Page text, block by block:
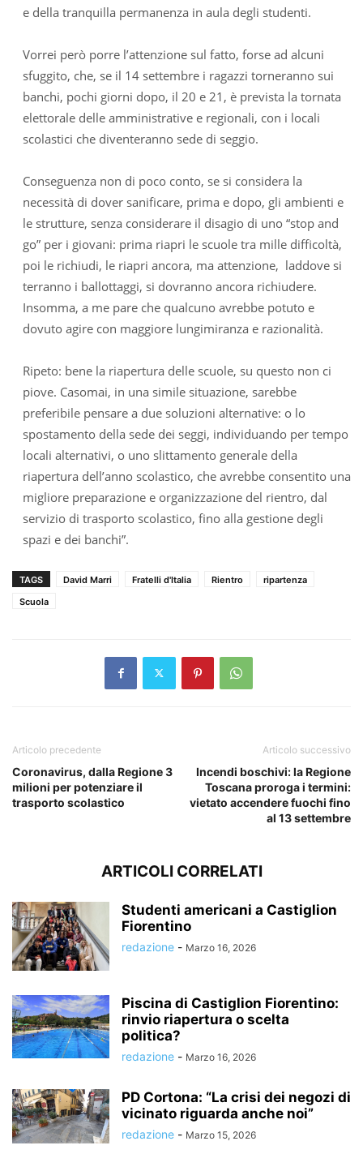
e della tranquilla permanenza in aula degli studenti.
Vorrei però porre l’attenzione sul fatto, forse ad alcuni
sfuggito, che, se il 14 settembre i ragazzi torneranno sui
banchi, pochi giorni dopo, il 20 e 21, è prevista la tornata
elettorale delle amministrative e regionali, con i locali
scolastici che diventeranno sede di seggio.
Conseguenza non di poco conto, se si considera la
necessità di dover sanificare, prima e dopo, gli ambienti e
le strutture, senza considerare il disagio di uno “stop and
go” per i giovani: prima riapri le scuole tra mille difficoltà,
poi le richiudi, le riapri ancora, ma attenzione, laddove si
terranno i ballottaggi, si dovranno ancora richiudere.
Insomma, a me pare che qualcuno avrebbe potuto e
dovuto agire con maggiore lungimiranza e razionalità.
Ripeto: bene la riapertura delle scuole, su questo non ci
piove. Casomai, in una simile situazione, sarebbe
preferibile pensare a due soluzioni alternative: o lo
spostamento della sede dei seggi, individuando per tempo
locali alternativi, o uno slittamento generale della
riapertura dell’anno scolastico, che avrebbe consentito una
migliore preparazione e organizzazione del rientro, dal
servizio di trasporto scolastico, fino alla gestione degli
spazi e dei banchi”.
TAGS David Marri Fratelli d'Italia Rientro
ripartenza
Scuola
Articolo precedente
Coronavirus, dalla Regione 3
milioni per potenziare il
trasporto scolastico
Articolo successivo
Incendi boschivi: la Regione
Toscana proroga i termini:
vietato accendere fuochi fino
al 13 settembre
ARTICOLI CORRELATI
Studenti americani a Castiglion
Fiorentino
redazione - Marzo 16, 2026
Piscina di Castiglion Fiorentino:
rinvio riapertura o scelta
politica?
redazione - Marzo 16, 2026
PD Cortona: “La crisi dei negozi di
vicinato riguarda anche noi”
redazione - Marzo 15, 2026